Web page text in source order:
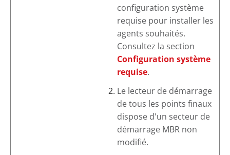
configuration système
requise pour installer les
agents souhaités.
Consultez la section
Configuration système
requise.
Le lecteur de démarrage
de tous les points finaux
dispose d'un secteur de
démarrage MBR non
modifié.